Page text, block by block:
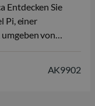
Entdecken Sie
Pi, einer
von
AK9902